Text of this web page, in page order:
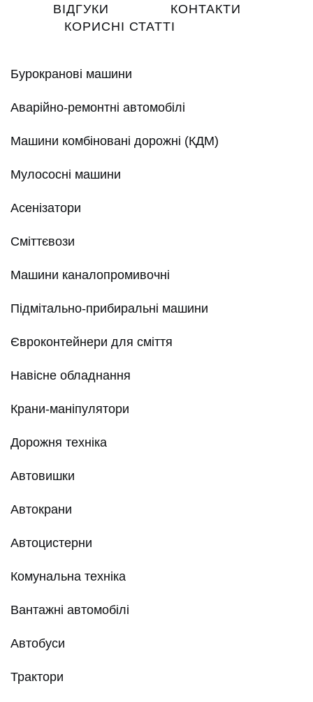
ВІДГУКИ
КОНТАКТИ
КОРИСНІ СТАТТІ
Бурокранові машини
Аварійно-ремонтні автомобілі
Машини комбіновані дорожні (КДМ)
Мулососні машини
Асенізатори
Сміттєвози
Машини каналопромивочні
Підмітально-прибиральні машини
Євроконтейнери для сміття
Навісне обладнання
Крани-маніпулятори
Дорожня техніка
Автовишки
Автокрани
Автоцистерни
Комунальна техніка
Вантажні автомобілі
Автобуси
Трактори